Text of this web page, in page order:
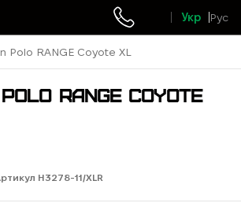
Укр Рус
Polo RANGE Coyote XL
RANGE COYOTE
H3278-11/XLR